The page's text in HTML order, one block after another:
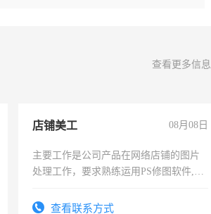
查看更多信息
店铺美工 08月08日
主要工作是公司产品在网络店铺的图片
处理工作，要求熟练运用PS修图软件,工
查看联系方式